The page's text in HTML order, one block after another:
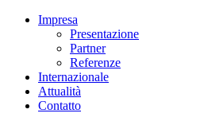
Impresa
Presentazione
Partner
Referenze
Internazionale
Attualità
Contatto